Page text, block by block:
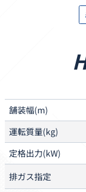
舗装幅(m)
運転質量(kg)
定格出力(kW)
排ガス指定